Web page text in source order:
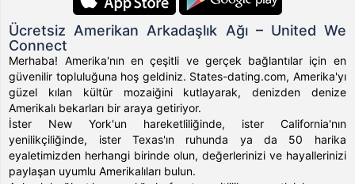
Ücretsiz Amerikan Arkadaşlık Ağı – United We
Connect
Merhaba! Amerika'nın en çeşitli ve gerçek bağlantılar için en
güvenilir topluluğuna hoş geldiniz. States-dating.com, Amerika'yı
güzel kılan kültür mozaiğini kutlayarak, denizden denize
Amerikalı bekarları bir araya getiriyor.
İster New York'un hareketliliğinde, ister California'nın
yenilikçiliğinde, ister Texas'ın ruhunda ya da 50 harika
eyaletimizden herhangi birinde olun, değerlerinizi ve hayallerinizi
paylaşan uyumlu Amerikalıları bulun.